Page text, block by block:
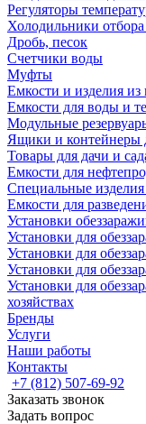
Регуляторы
Холодильники
Дробь, песок
Счетчики воды
Муфты
Емкости и изделия из
Емкости для воды и
Модульные
Ящики и контейнеры
Товары для дачи и
Емкости для
Специальные изделия
Емкости для
Установки
Установки для
Установки для
Установки для
Установки для
хозяйствах
Бренды
Услуги
Наши работы
Контакты
+7 (812) 507-69-92
Заказать звонок
Задать вопрос